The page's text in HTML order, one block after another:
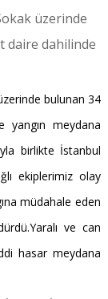
üzerinde
daire dahilinde
bulunan 34
yangın meydana
birlikte İstanbul
ekiplerimiz olay
müdahale eden
ve can
hasar meydana